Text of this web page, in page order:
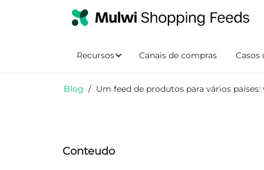
Recursos Canais de compras Casos
Blog / Um feed de produtos para vários
Conteudo